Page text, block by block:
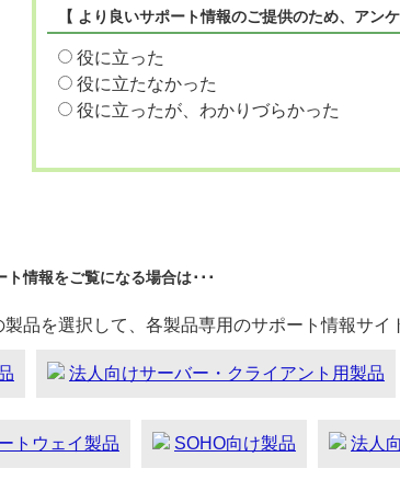
【 より良いサポート情報のご提供のため、アン
役に立った
役に立たなかった
役に立ったが、わかりづらかった
ト情報をご覧になる場合は･･･
製品を選択して、各製品専用のサポート情報サイ
法人向けサーバー・クライアント用製品
トウェイ製品 SOHO向け製品 法人